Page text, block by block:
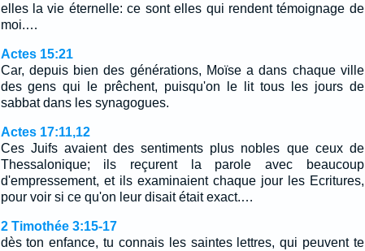
elles la vie éternelle: ce sont elles qui rendent témoignage de
moi.…
Actes 15:21
Car, depuis bien des générations, Moïse a dans chaque ville
des gens qui le prêchent, puisqu'on le lit tous les jours de
sabbat dans les synagogues.
Actes 17:11,12
Ces Juifs avaient des sentiments plus nobles que ceux de
Thessalonique; ils reçurent la parole avec beaucoup
d'empressement, et ils examinaient chaque jour les Ecritures,
pour voir si ce qu'on leur disait était exact.…
2 Timothée 3:15-17
dès ton enfance, tu connais les saintes lettres, qui peuvent te